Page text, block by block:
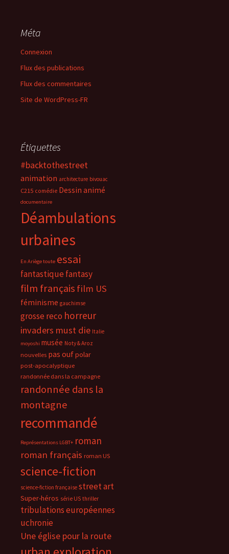
Méta
Connexion
Flux des publications
Flux des commentaires
Site de WordPress-FR
Étiquettes
#backtothestreet
animation architecture bivouac
C215 comédie Dessin animé
documentaire
Déambulations
urbaines
En Ariège toute essai
fantastiquefantasy
film français film US
féminisme gauchimse
grosse reco horreur
invaders must die Italie
moyoshi musée Noty & Aroz
nouvelles pas oufpolar
post-apocalyptique
randonnée dans la campagne
randonnée dans la
montagne
recommandé
Représentations LGBT+ roman
roman français roman US
science-fiction
science-fiction française street art
Super-héros série US thriller
tribulations européennes
uchronie
Une église pour la route